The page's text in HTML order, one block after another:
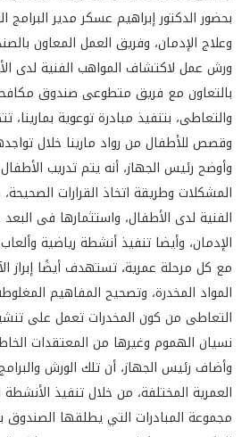
بحضور الدكتور إبراهيم عسكر مدير
وعلاج الإدمان، وفريق العمل المعاون
ورش عمل لاكتشاف المواهب الفنية لدى
بالتعاون مع فريق متطوعى صندوق
والتعاطى، بتنفيذ مبادرة توعوية بمارينا،
وقصص للأطفال من رواد مارينا خلال
وأوضح رئيس الجهاز، أنه يتم تدريب
المشكلات وطريقة اتخاذ القرارات
الفنية لدى الأطفال، واستثمارها فى البعد
الإدمان، وأيضا تنفيذ أنشطة رياضية
مع كل مرحلة عمرية، تستهدف أيضًا إبراز
المواد المخدرة، وتصحيح المفاهيم
التعاطى من كون المخدرات تعمل على
نسيان الهموم وغيرها من المعتقدات
وأضاف رئيس الجهاز، أن تلك الورش
العمرية المختلفة، من خلال تنفيذ
مجموعة المبادرات التي يطلقها